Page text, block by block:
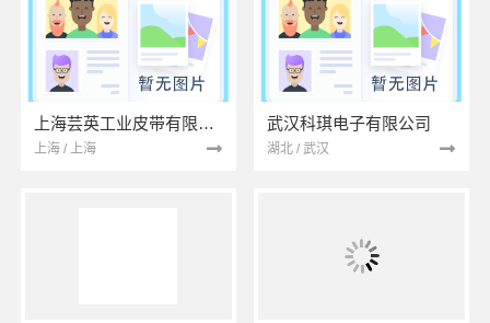
上海芸英工业皮带有限公司
上海 / 上海
武汉科琪电子有限公司
湖北 / 武汉